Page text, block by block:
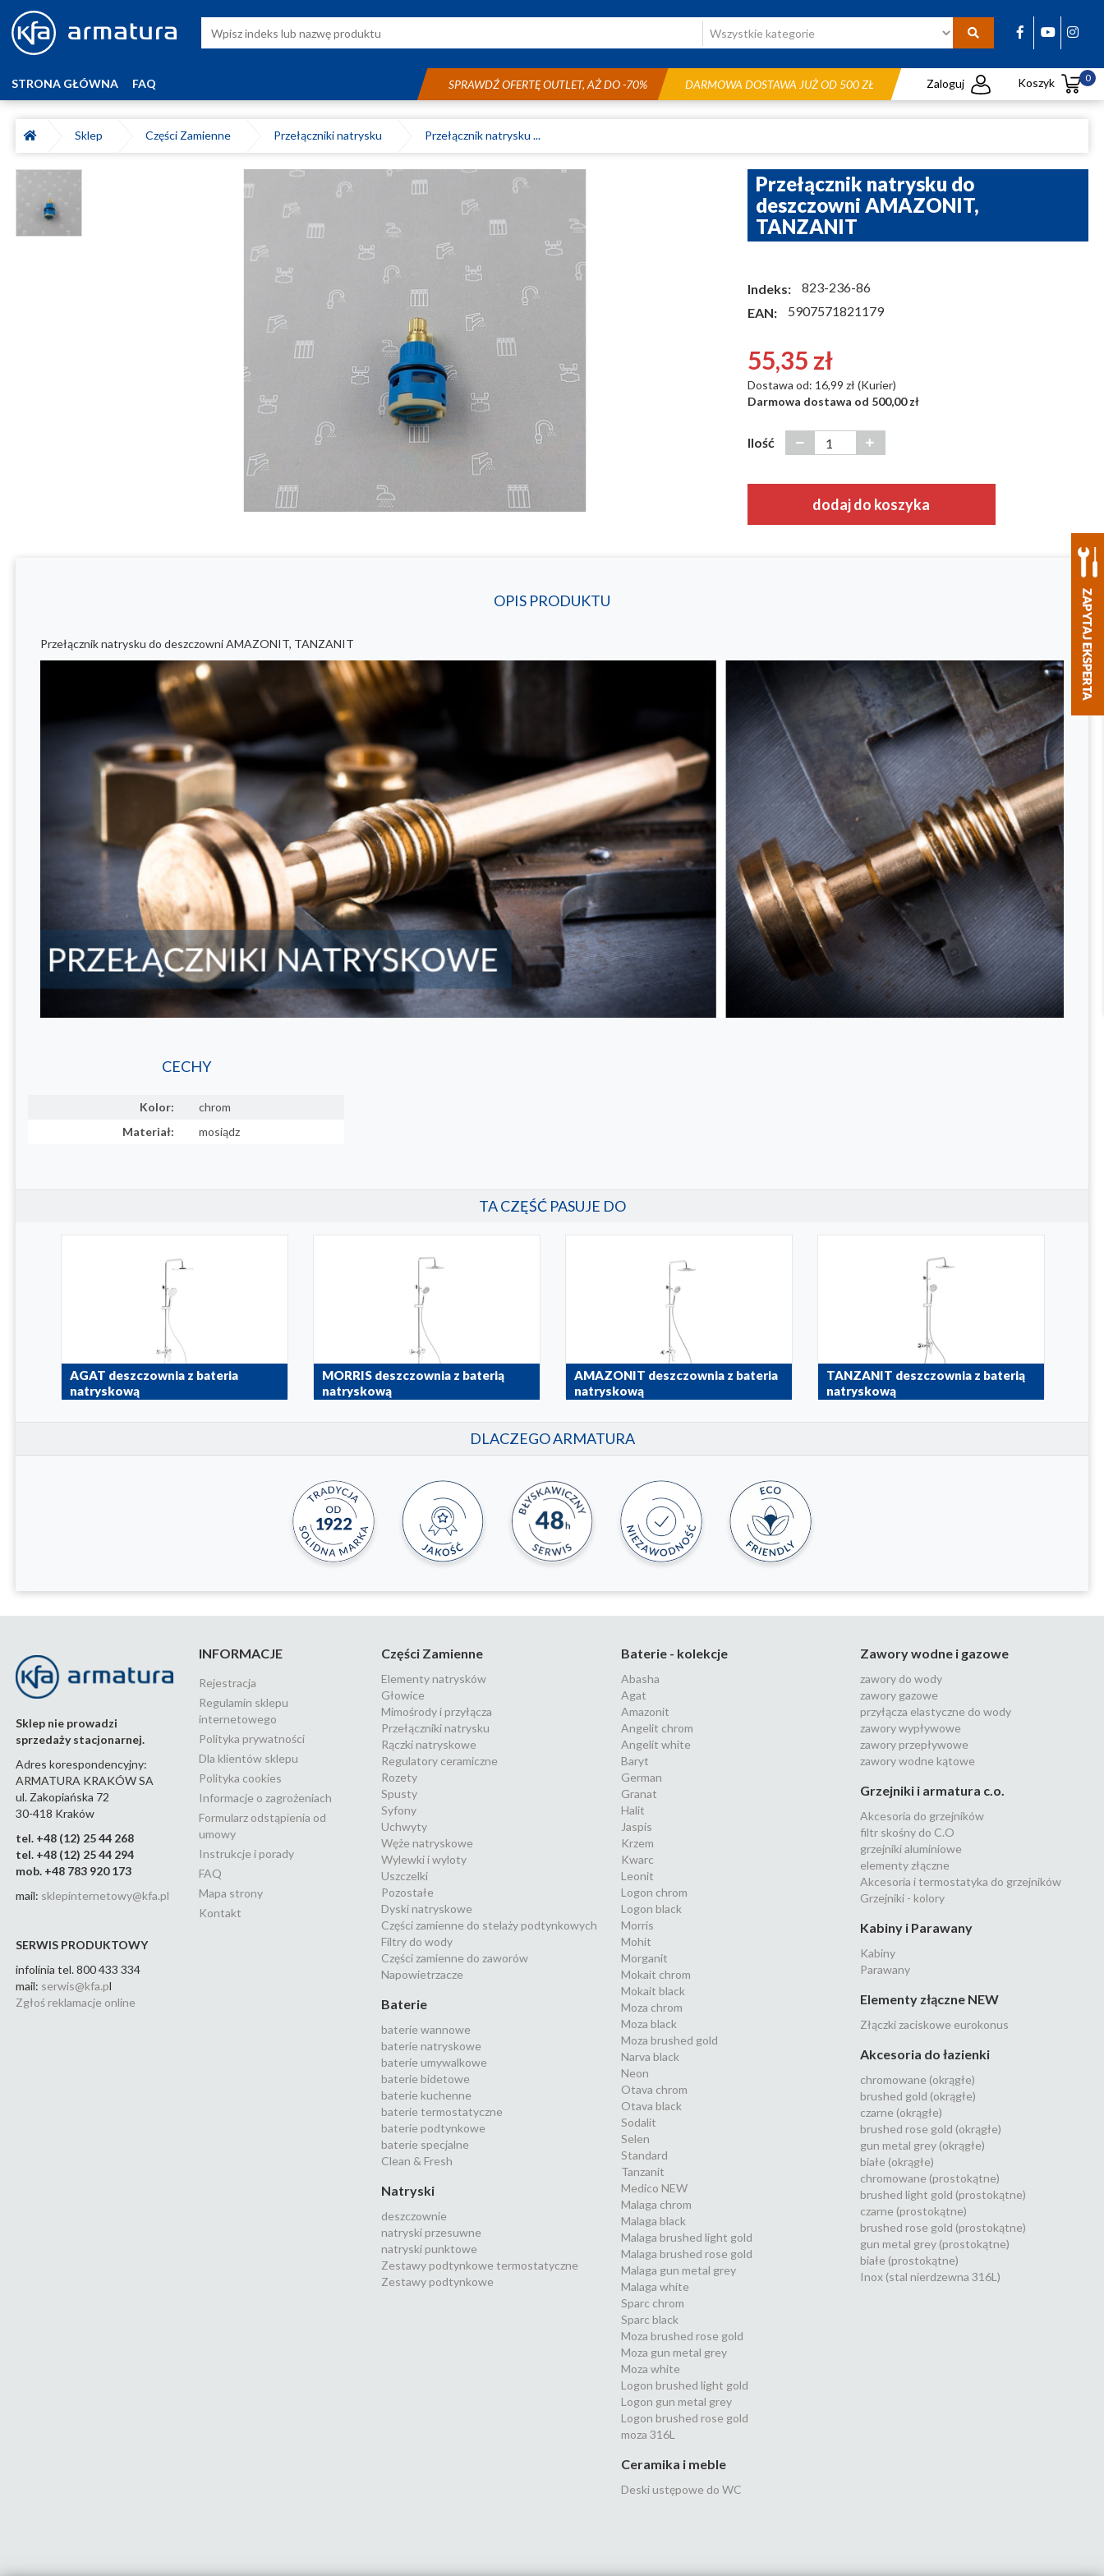
STRONA GŁÓWNA FAQ SPRAWDŹ OFERTĘ OUTLET, AŻ DO -70% DARMOWA DOSTAWA JUŻ OD 500 ZŁ Zaloguj Koszyk 0
Sklep Części Zamienne Przełączniki natrysku Przełącznik natrysku ...
Przełącznik natrysku do
deszczowni AMAZONIT,
TANZANIT
Indeks:
823-236-86
EAN:
5907571821179
55,35 zł
Dostawa od: 16,99 zł (Kurier)
Darmowa dostawa od 500,00 zł
Ilość
dodaj do koszyka
OPIS PRODUKTU
Przełącznik natrysku do deszczowni AMAZONIT, TANZANIT
CECHY
Kolor:
chrom
Materiał:
mosiądz
TA CZĘŚĆ PASUJE DO
AGAT deszczownia z bateria
natryskową
4426-910-00
MORRIS deszczownia z baterią
natryskową
5246-910-00
AMAZONIT deszczownia z bateria
natryskową
4626-910-00
TANZANIT deszczownia z baterią
natryskową
5026-910-00
DLACZEGO ARMATURA
Sklep nie prowadzi
sprzedaży stacjonarnej.
Adres korespondencyjny:
ARMATURA KRAKÓW SA
ul. Zakopiańska 72
30-418 Kraków
tel. +48 (12) 25 44 268
tel. +48 (12) 25 44 294
mob. +48 783 920 173
mail: sklepinternetowy@kfa.pl
SERWIS PRODUKTOWY
infolinia tel. 800 433 334
mail: serwis@kfa.pl
Zgłoś reklamacje online
INFORMACJE
Rejestracja
Regulamin sklepu
internetowego
Polityka prywatności
Dla klientów sklepu
Polityka cookies
Informacje o zagrożeniach
Formularz odstąpienia od
umowy
Instrukcje i porady
FAQ
Mapa strony
Kontakt
Części Zamienne
Elementy natrysków
Głowice
Mimośrody i przyłącza
Przełączniki natrysku
Rączki natryskowe
Regulatory ceramiczne
Rozety
Spusty
Syfony
Uchwyty
Węże natryskowe
Wylewki i wyloty
Uszczelki
Pozostałe
Dyski natryskowe
Części zamienne do stelaży podtynkowych
Filtry do wody
Części zamienne do zaworów
Napowietrzacze
Baterie
baterie wannowe
baterie natryskowe
baterie umywalkowe
baterie bidetowe
baterie kuchenne
baterie termostatyczne
baterie podtynkowe
baterie specjalne
Clean & Fresh
Natryski
deszczownie
natryski przesuwne
natryski punktowe
Zestawy podtynkowe termostatyczne
Zestawy podtynkowe
Baterie - kolekcje
Abasha
Agat
Amazonit
Angelit chrom
Angelit white
Baryt
German
Granat
Halit
Jaspis
Krzem
Kwarc
Leonit
Logon chrom
Logon black
Morris
Mohit
Morganit
Mokait chrom
Mokait black
Moza chrom
Moza black
Moza brushed gold
Narva black
Neon
Otava chrom
Otava black
Sodalit
Selen
Standard
Tanzanit
Medico NEW
Malaga chrom
Malaga black
Malaga brushed light gold
Malaga brushed rose gold
Malaga gun metal grey
Malaga white
Sparc chrom
Sparc black
Moza brushed rose gold
Moza gun metal grey
Moza white
Logon brushed light gold
Logon gun metal grey
Logon brushed rose gold
moza 316L
Ceramika i meble
Deski ustępowe do WC
Zawory wodne i gazowe
zawory do wody
zawory gazowe
przyłącza elastyczne do wody
zawory wypływowe
zawory przepływowe
zawory wodne kątowe
Grzejniki i armatura c.o.
Akcesoria do grzejników
filtr skośny do C.O
grzejniki aluminiowe
elementy złączne
Akcesoria i termostatyka do grzejników
Grzejniki - kolory
Kabiny i Parawany
Kabiny
Parawany
Elementy złączne NEW
Złączki zaciskowe eurokonus
Akcesoria do łazienki
chromowane (okrągłe)
brushed gold (okrągłe)
czarne (okrągłe)
brushed rose gold (okrągłe)
gun metal grey (okrągłe)
białe (okrągłe)
chromowane (prostokątne)
brushed light gold (prostokątne)
czarne (prostokątne)
brushed rose gold (prostokątne)
gun metal grey (prostokątne)
białe (prostokątne)
Inox (stal nierdzewna 316L)